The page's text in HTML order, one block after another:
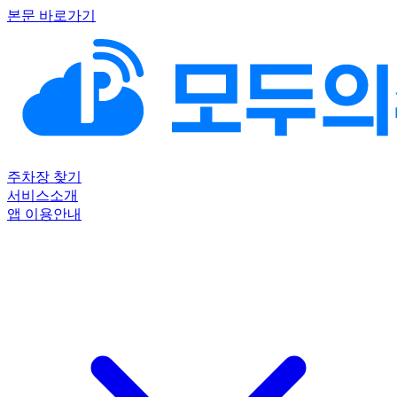
본문 바로가기
주차장 찾기
서비스소개
앱 이용안내